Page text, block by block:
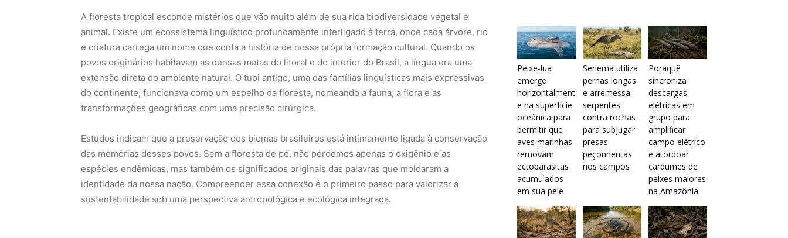
A floresta tropical esconde mistérios que vão muito além de sua rica biodiversidade vegetal e
animal. Existe um ecossistema linguístico profundamente interligado à terra, onde cada árvore, rio
e criatura carrega um nome que conta a história de nossa própria formação cultural. Quando os
povos originários habitavam as densas matas do litoral e do interior do Brasil, a língua era uma
extensão direta do ambiente natural. O tupi antigo, uma das famílias linguísticas mais expressivas
do continente, funcionava como um espelho da floresta, nomeando a fauna, a flora e as
transformações geográficas com uma precisão cirúrgica.
Estudos indicam que a preservação dos biomas brasileiros está intimamente ligada à conservação
das memórias desses povos. Sem a floresta de pé, não perdemos apenas o oxigênio e as
espécies endêmicas, mas também os significados originais das palavras que moldaram a
identidade da nossa nação. Compreender essa conexão é o primeiro passo para valorizar a
sustentabilidade sob uma perspectiva antropológica e ecológica integrada.
Peixe-lua
emerge
horizontalment
e na superfície
oceânica para
permitir que
aves marinhas
removam
ectoparasitas
acumulados
em sua pele
Seriema utiliza
pernas longas
e arremessa
serpentes
contra rochas
para subjugar
presas
peçonhentas
nos campos
Poraquê
sincroniza
descargas
elétricas em
grupo para
amplificar
campo elétrico
e atordoar
cardumes de
peixes maiores
na Amazônia